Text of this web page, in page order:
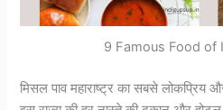
9 Famous Food of
मिसल पाव महाराष्ट्र का सबसे लोकप्रिय